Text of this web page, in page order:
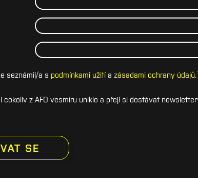
seznámil/a s podmínkami užitía zásadami ochrany údajů.
cokoliv z AFO vesmíru uniklo a přeji si dostávat